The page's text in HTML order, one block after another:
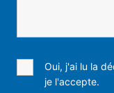
Oui, j'ai lu la
je l'accepte.